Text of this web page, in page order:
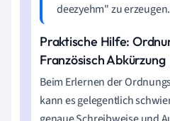
deezyehm" zu erzeugen.
Praktische Hilfe:
Französisch Abkürzung
Beim Erlernen der
kann es gelegentlich